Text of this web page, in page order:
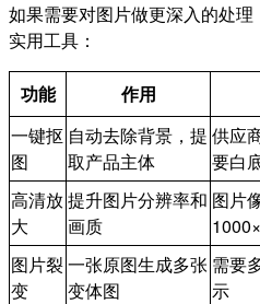
如果需要对图片做更深入的处
实用工具：
功能 作用
一键抠
图
自动去除背景，提
取产品主体
供应
要白
高清放
大
提升图片分辨率和
画质
图片
图片裂
变
一张原图生成多张
变体图
需要
示